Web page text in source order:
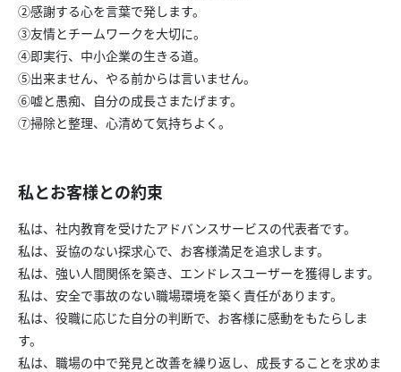
②感謝する心を言葉で発します。
③友情とチームワークを大切に。
④即実行、中小企業の生きる道。
⑤出来ません、やる前からは言いません。
⑥嘘と愚痴、自分の成長さまたげます。
⑦掃除と整理、心清めて気持ちよく。
私とお客様との約束
私は、社内教育を受けたアドバンスサービスの代表者です。
私は、妥協のない探求心で、お客様満足を追求します。
私は、強い人間関係を築き、エンドレスユーザーを獲得します。
私は、安全で事故のない職場環境を築く責任があります。
私は、役職に応じた自分の判断で、お客様に感動をもたらしま
す。
私は、職場の中で発見と改善を繰り返し、成長することを求めま